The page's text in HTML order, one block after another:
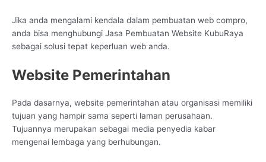
Jika anda mengalami kendala dalam pembuatan web compro,
anda bisa menghubungi Jasa Pembuatan Website KubuRaya
sebagai solusi tepat keperluan web anda.
Website Pemerintahan
Pada dasarnya, website pemerintahan atau organisasi memiliki
tujuan yang hampir sama seperti laman perusahaan.
Tujuannya merupakan sebagai media penyedia kabar
mengenai lembaga yang berhubungan.